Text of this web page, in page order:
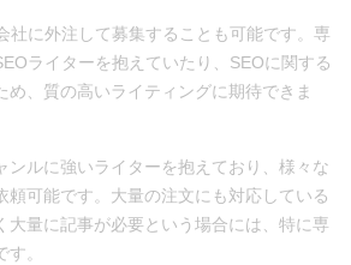
社に外注して募集することも可能です。専
ライターを抱えていたり、SEOに関する
め、質の高いライティングに期待できま
ンルに強いライターを抱えており、様々な
頼可能です。大量の注文にも対応している
大量に記事が必要という場合には、特に専
。